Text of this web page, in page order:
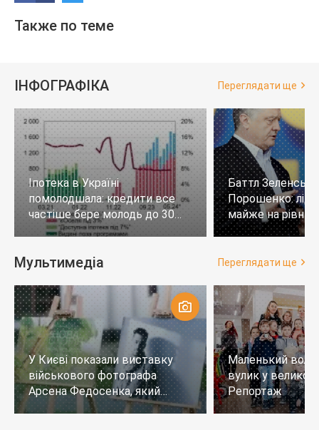
Также по теме
ІНФОГРАФІКА Переглядати ще
Іпотека в Україні
помолодшала: кредити все
частіше бере молодь до 30
років
Баттл
Порошенко:
майже на
тих, хто не
Мультимедіа Переглядати ще
У Києві показали виставку
військового фотографа
Арсена Федосенка, який
загинув на війні
Маленький
вулик у
Репортаж